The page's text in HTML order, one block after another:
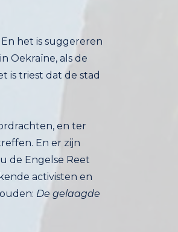
het is suggereren
in Oekraïne, als de
is triest dat de stad
en ter
En er zijn
diende nu de Engelse Reet
de drinkende activisten en
De gelaagde